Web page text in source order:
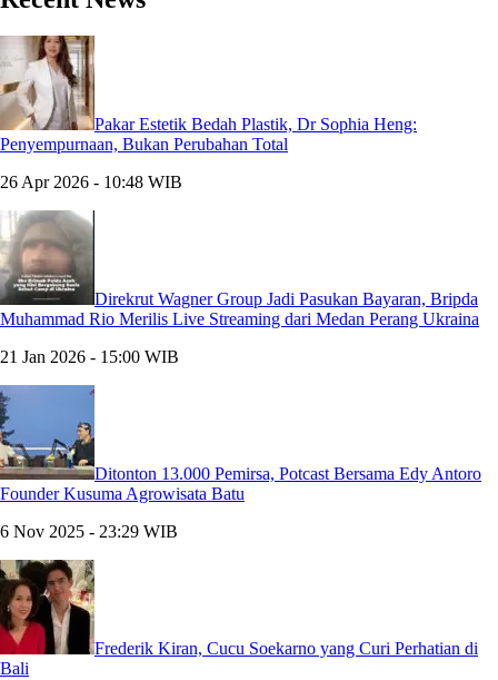
Pakar Estetik Bedah Plastik, Dr Sophia Heng:
Penyempurnaan, Bukan Perubahan Total
26 Apr 2026 - 10:48 WIB
Direkrut Wagner Group Jadi Pasukan Bayaran, Bripda
Muhammad Rio Merilis Live Streaming dari Medan Perang Ukraina
21 Jan 2026 - 15:00 WIB
Ditonton 13.000 Pemirsa, Potcast Bersama Edy Antoro
Founder Kusuma Agrowisata Batu
6 Nov 2025 - 23:29 WIB
Frederik Kiran, Cucu Soekarno yang Curi Perhatian di
Bali